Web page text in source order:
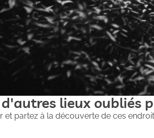
lieux oubliés
et partez à la découverte de ces